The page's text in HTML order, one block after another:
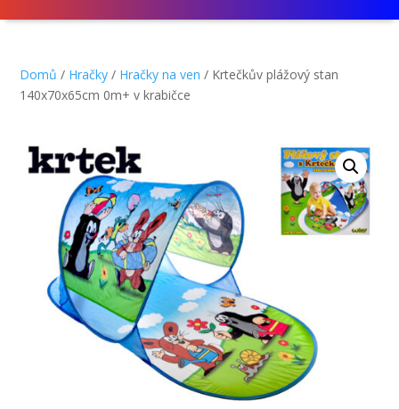
Domů / Hračky / Hračky na ven / Krtečkův plážový stan
140x70x65cm 0m+ v krabičce